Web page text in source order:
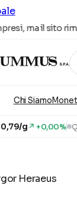
ma il sito
Chi Siamo
g↗ +0,00%
Heraeus